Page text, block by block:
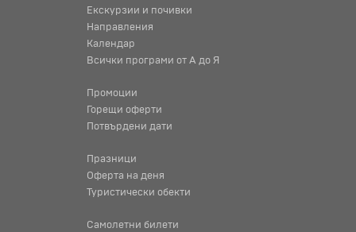
Екскурзии и почивки
Направления
Календар
Всички програми от А до Я
Промоции
Горещи оферти
Потвърдени дати
Празници
Оферта на деня
Туристически обекти
Самолетни билети